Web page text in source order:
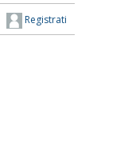
Registrati